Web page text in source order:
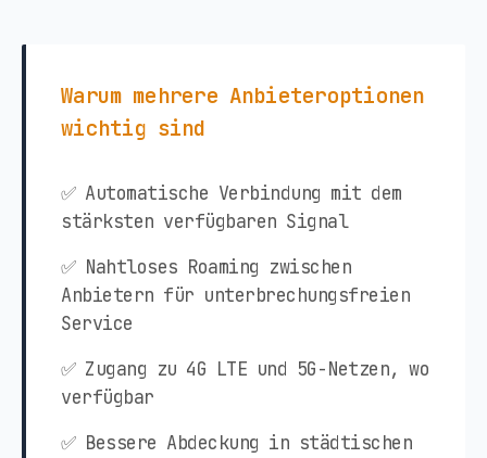
Warum mehrere Anbieteroptionen
wichtig sind
✅ Automatische Verbindung mit dem
stärksten verfügbaren Signal
✅ Nahtloses Roaming zwischen
Anbietern für unterbrechungsfreien
Service
✅ Zugang zu 4G LTE und 5G-Netzen, wo
verfügbar
✅ Bessere Abdeckung in städtischen